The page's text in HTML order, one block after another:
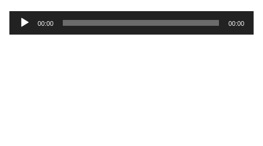
声
00:00 00:00